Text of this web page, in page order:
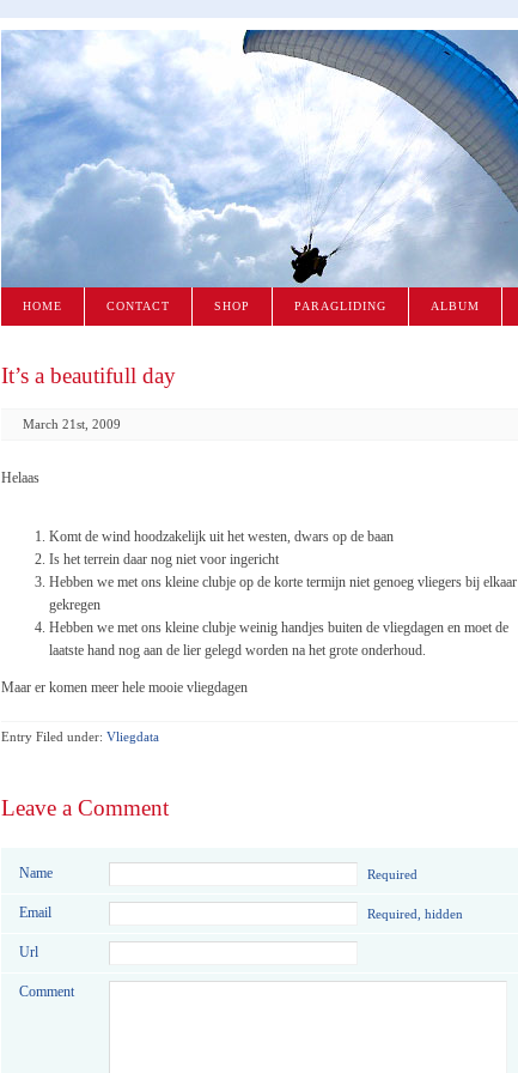
HOME CONTACT SHOP PARAGLIDING ALBUM
It’s a beautifull day
March 21st, 2009
Helaas
Komt de wind hoodzakelijk uit het westen, dwars op de baan
Is het terrein daar nog niet voor ingericht
Hebben we met ons kleine clubje op de korte termijn niet genoeg vliegers bij elkaar
gekregen
Hebben we met ons kleine clubje weinig handjes buiten de vliegdagen en moet de
laatste hand nog aan de lier gelegd worden na het grote onderhoud.
Maar er komen meer hele mooie vliegdagen
Entry Filed under: Vliegdata
Leave a Comment
Name Required
Email Required, hidden
Url
Comment